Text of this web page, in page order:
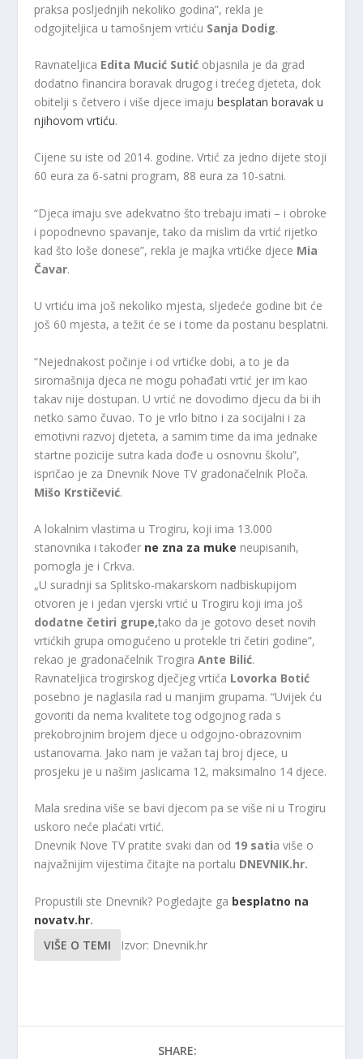
praksa posljednjih nekoliko godina”, rekla je
odgojiteljica u tamošnjem vrtiću Sanja Dodig.
Ravnateljica Edita Mucić Sutić objasnila je da grad
dodatno financira boravak drugog i trećeg djeteta, dok
obitelji s četvero i više djece imajubesplatan boravak u
njihovom vrtiću.
Cijene su iste od 2014. godine. Vrtić za jedno dijete stoji
60 eura za 6-satni program, 88 eura za 10-satni.
“Djeca imaju sve adekvatno što trebaju imati – i obroke
i popodnevno spavanje, tako da mislim da vrtić rijetko
kad što loše donese”, rekla je majka vrtićke djece Mia
Čavar.
U vrtiću ima još nekoliko mjesta, sljedeće godine bit će
još 60 mjesta, a težit će se i tome da postanu besplatni.
“Nejednakost počinje i od vrtićke dobi, a to je da
siromašnija djeca ne mogu pohađati vrtić jer im kao
takav nije dostupan. U vrtić ne dovodimo djecu da bi ih
netko samo čuvao. To je vrlo bitno i za socijalni i za
emotivni razvoj djeteta, a samim time da ima jednake
startne pozicije sutra kada dođe u osnovnu školu”,
ispričao je za Dnevnik Nove TV gradonačelnik Ploča.
Mišo Krstičević.
A lokalnim vlastima u Trogiru, koji ima 13.000
stanovnika i također ne zna za muke neupisanih,
pomogla je i Crkva.
„U suradnji sa Splitsko-makarskom nadbiskupijom
otvoren je i jedan vjerski vrtić u Trogiru koji ima još
dodatne četiri grupe,tako da je gotovo deset novih
vrtićkih grupa omogućeno u protekle tri četiri godine”,
rekao je gradonačelnik TrogiraAnte Bilić.
Ravnateljica trogirskog dječjeg vrtića Lovorka Botić
posebno je naglasila rad u manjim grupama. “Uvijek ću
govoriti da nema kvalitete tog odgojnog rada s
prekobrojnim brojem djece u odgojno-obrazovnim
ustanovama. Jako nam je važan taj broj djece, u
prosjeku je u našim jaslicama 12, maksimalno 14 djece.
Mala sredina više se bavi djecom pa se više ni u Trogiru
uskoro neće plaćati vrtić.
Dnevnik Nove TV pratite svaki dan od 19 satia više o
najvažnijim vijestima čitajte na portalu DNEVNIK.hr.
Propustili ste Dnevnik? Pogledajte ga besplatno na
novatv.hr.
VIŠE O TEMI
Izvor: Dnevnik.hr
SHARE: